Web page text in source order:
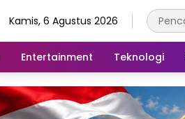
Kamis, 6 Agustus 2026
Entertainment Teknologi